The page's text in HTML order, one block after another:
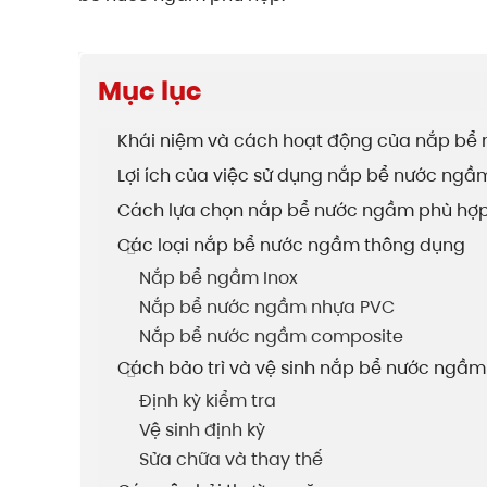
Mục lục
Khái niệm và cách hoạt động của nắp bể
Lợi ích của việc sử dụng nắp bể nước
Cách lựa chọn nắp bể nước ngầm phù
Các loại nắp bể nước ngầm thông dụng
Nắp bể ngầm Inox
Nắp bể nước ngầm nhựa PVC
Nắp bể nước ngầm composite
Cách bảo trì và vệ sinh nắp bể nước ngầm
Định kỳ kiểm tra
Vệ sinh định kỳ
Sửa chữa và thay thế